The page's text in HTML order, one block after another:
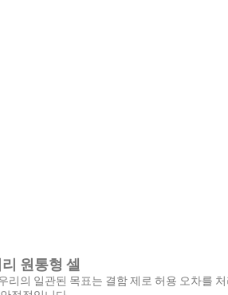
원통형 셀
의 일관된 목표는 결함 제로 허용 오차를